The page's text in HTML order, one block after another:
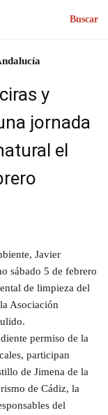
Buscar
y
jornada
el
Javier
sábado 5 de febrero
de limpieza del
Asociación
permiso de la
participan
de Jimena de la
de Cádiz, la
del